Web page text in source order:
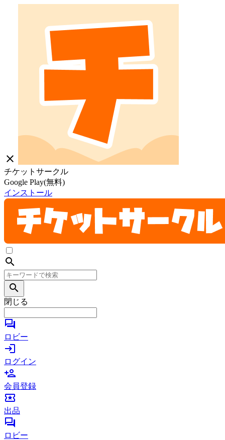
close
チケットサークル
Google Play(無料)
インストール
search
search
閉じる
forum
ロビー
login
ログイン
person_add
会員登録
local_activity
出品
forum
ロビー